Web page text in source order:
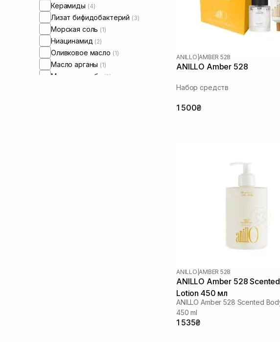
Керамиды (4)
Лизат бифидобактерий (3)
Морская соль (1)
Ниацинамид (2)
Оливковое масло (1)
Масло арганы (1)
Масло жожоба (2)
ANILLO AMBER 528
ANILLO Amber 528
Набор средств
1 500₴
ANILLO AMBER 528
ANILLO Amber 528
Lotion 450 мл
ANILLO Amber 528 Scented
450 ml
1 535₴